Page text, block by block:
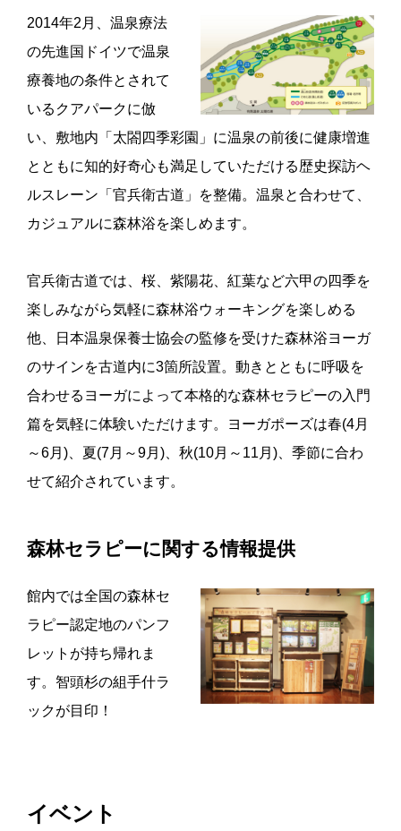
2014年2月、温泉療法
の先進国ドイツで温泉
療養地の条件とされて
いるクアパークに倣
い、敷地内「太閤四季彩園」に温泉の前後に健康増進
とともに知的好奇心も満足していただける歴史探訪ヘ
ルスレーン「官兵衛古道」を整備。温泉と合わせて、
カジュアルに森林浴を楽しめます。
官兵衛古道では、桜、紫陽花、紅葉など六甲の四季を
楽しみながら気軽に森林浴ウォーキングを楽しめる
他、日本温泉保養士協会の監修を受けた森林浴ヨーガ
のサインを古道内に3箇所設置。動きとともに呼吸を
合わせるヨーガによって本格的な森林セラピーの入門
篇を気軽に体験いただけます。ヨーガポーズは春(4月
～6月)、夏(7月～9月)、秋(10月～11月)、季節に合わ
せて紹介されています。
森林セラピーに関する情報提供
館内では全国の森林セ
ラピー認定地のパンフ
レットが持ち帰れま
す。智頭杉の組手什ラ
ックが目印！
イベント